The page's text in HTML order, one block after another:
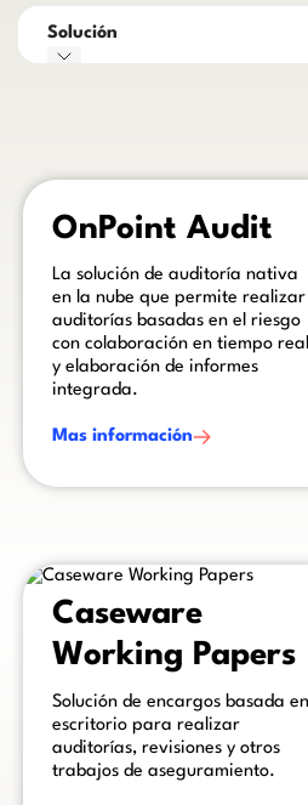
Solución
OnPoint Audit
La solución de auditoría nativa
en la nube que permite realizar
auditorías basadas en el riesgo
con colaboración en tiempo real
y elaboración de informes
integrada.
Mas información
This is some text inside of a div
Caseware
Working Papers
Solución de encargos basada en
escritorio para realizar
auditorías, revisiones y otros
trabajos de aseguramiento.
This is some text inside of a div